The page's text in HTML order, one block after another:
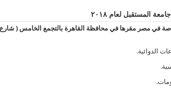
المستقبل لعام ٢٠١٨
مصر مقرها في محافظة القاهرة بالتجمع الخامس ( شارع التسعين)
الدوائية.